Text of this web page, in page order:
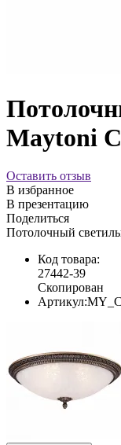
Maytoni
Оставить отзыв
В избранное
В презентацию
Поделиться
Потолочный
Код товара:
27442-39
Скопирован
Артикул: